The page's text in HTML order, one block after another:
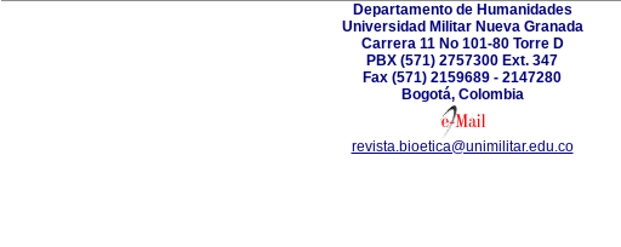
Departamento de Humanidades
Universidad Militar Nueva Granada
Carrera 11 No 101-80 Torre D
PBX (571) 2757300 Ext. 347
Fax (571) 2159689 - 2147280
Bogotá, Colombia
revista.bioetica@unimilitar.edu.co